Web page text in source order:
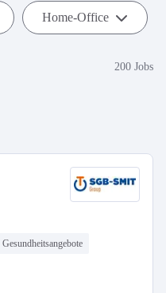
Home-Office
200 Jobs
Gesundheitsangebote